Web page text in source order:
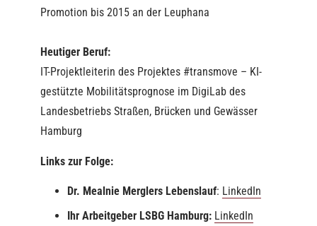
Promotion bis 2015 an der Leuphana
Heutiger Beruf:
IT-Projektleiterin des Projektes #transmove – KI-
gestützte Mobilitätsprognose im DigiLab des
Landesbetriebs Straßen, Brücken und Gewässer
Hamburg
Links zur Folge:
Dr. Mealnie Merglers Lebenslauf: LinkedIn
Ihr Arbeitgeber LSBG Hamburg: LinkedIn